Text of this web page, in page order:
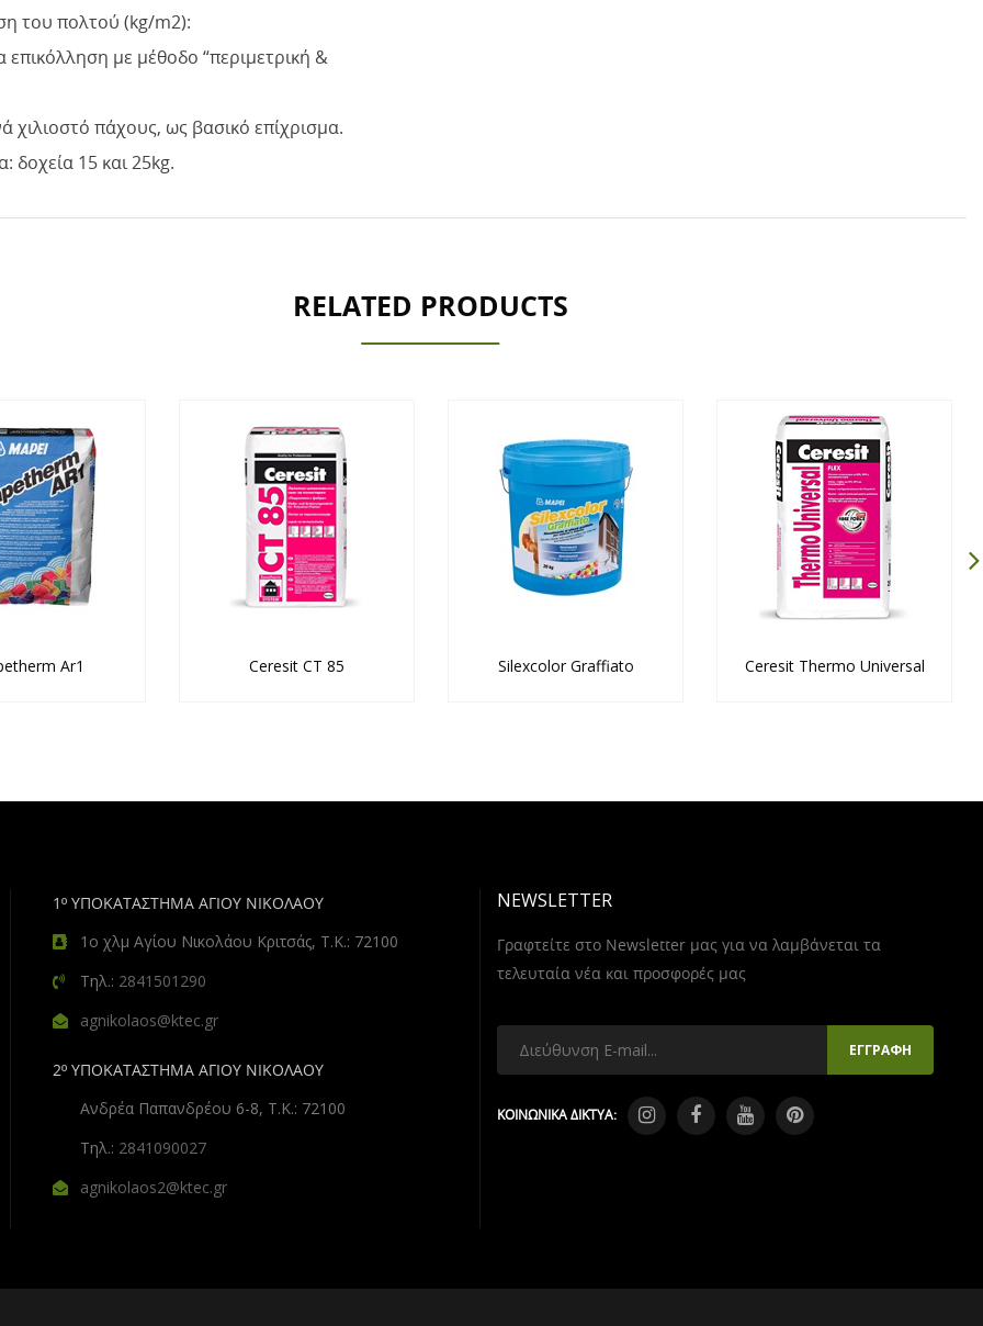
του πολτού (kg/m2):
επικόλληση με μέθοδο “περιμετρική &
χιλιοστό πάχους, ως βασικό επίχρισμα.
δοχεία 15 και 25kg.
RELATED PRODUCTS
Ar1 Ceresit CT 85 Silexcolor Graffiato Ceresit Thermo Universal
1º ΥΠΟΚΑΤΑΣΤΗΜΑ ΑΓΙΟΥ ΝΙΚΟΛΑΟΥ
1ο χλμ Αγίου Νικολάου Κριτσάς, Τ.Κ.: 72100
Τηλ.: 2841501290
agnikolaos@ktec.gr
2º ΥΠΟΚΑΤΑΣΤΗΜΑ ΑΓΙΟΥ ΝΙΚΟΛΑΟΥ
Ανδρέα Παπανδρέου 6-8, Τ.Κ.: 72100
Τηλ.: 2841090027
agnikolaos2@ktec.gr
NEWSLETTER
Γραφτείτε στο Newsletter μας για να λαμβάνεται τα
τελευταία νέα και προσφορές μας
ΚΟΙΝΩΝΙΚΑ ΔΙΚΤΥΑ: